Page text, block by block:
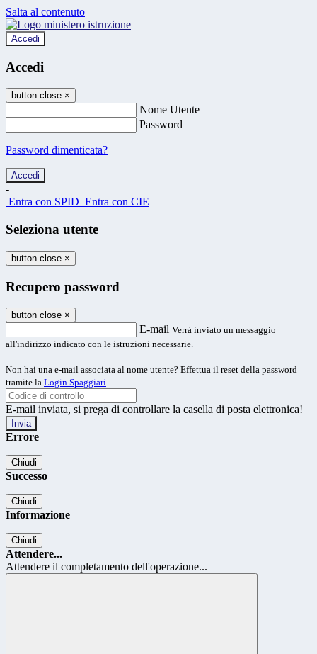
Salta al contenuto
Accedi
Accedi
button close ×
Nome Utente
Password
Password dimenticata?
-
Entra con SPID Entra con CIE
Seleziona utente
button close ×
Recupero password
button close ×
E-mail Verrà inviato un messaggio
all'indirizzo indicato con le istruzioni necessarie.
Non hai una e-mail associata al nome utente? Effettua il reset della password
tramite la Login Spaggiari
E-mail inviata, si prega di controllare la casella di posta elettronica!
Errore
Chiudi
Successo
Chiudi
Informazione
Chiudi
Attendere...
Attendere il completamento dell'operazione...